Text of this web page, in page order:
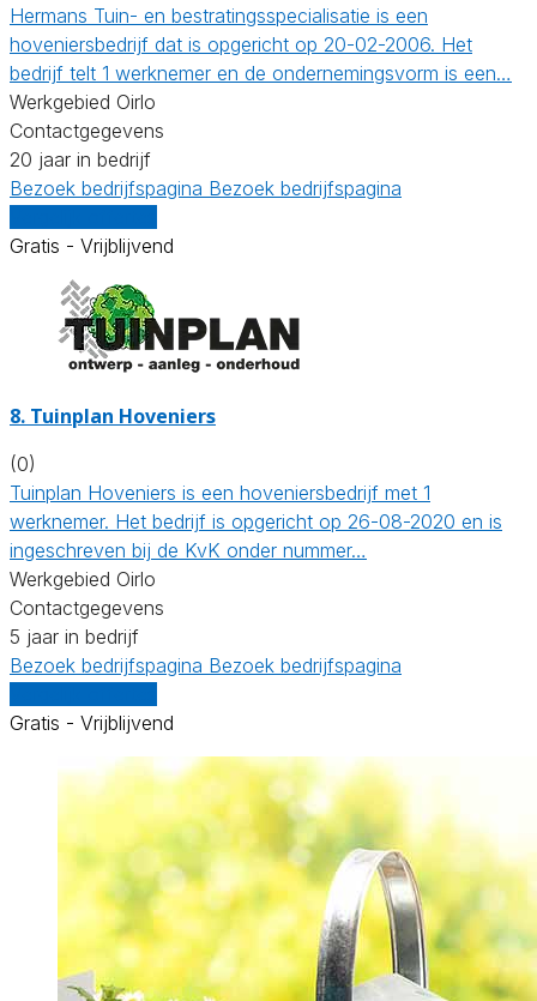
Hermans Tuin- en bestratingsspecialisatie is een
hoveniersbedrijf dat is opgericht op 20-02-2006. Het
bedrijf telt 1 werknemer en de ondernemingsvorm is een…
Werkgebied Oirlo
Contactgegevens
20 jaar in bedrijf
Bezoek bedrijfspagina Bezoek bedrijfspagina
Gratis - Vrijblijvend
8. Tuinplan Hoveniers
(0)
Tuinplan Hoveniers is een hoveniersbedrijf met 1
werknemer. Het bedrijf is opgericht op 26-08-2020 en is
ingeschreven bij de KvK onder nummer…
Werkgebied Oirlo
Contactgegevens
5 jaar in bedrijf
Bezoek bedrijfspagina Bezoek bedrijfspagina
Gratis - Vrijblijvend